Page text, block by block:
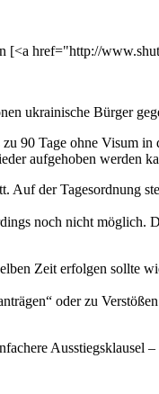
[<a href="http://
ukrainische Bürger
90 Tage ohne Visum
aufgehoben werden
der Tagesordnung
noch nicht möglich.
Zeit erfolgen sollte
oder zu
Ausstiegsklausel